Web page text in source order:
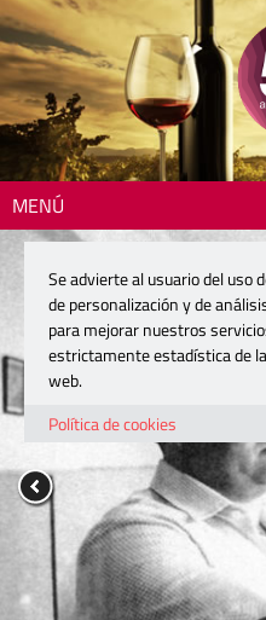
MENÚ
Se advierte al usuario del uso
de personalización y de
para mejorar nuestros
estrictamente estadística de
web.
Política de cookies